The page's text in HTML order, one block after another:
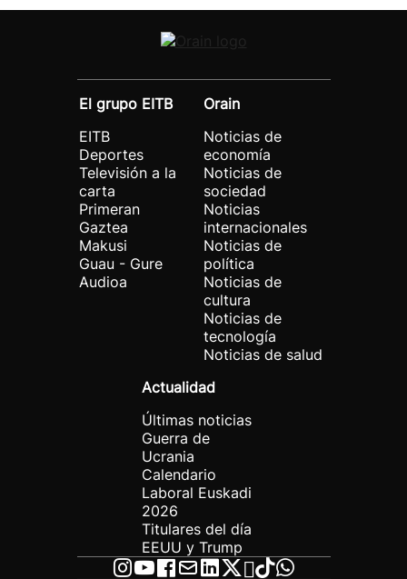
El grupo EITB
EITB
Deportes
Televisión a la
carta
Primeran
Gaztea
Makusi
Guau - Gure
Audioa
Orain
Noticias de
economía
Noticias de
sociedad
Noticias
internacionales
Noticias de
política
Noticias de
cultura
Noticias de
tecnología
Noticias de salud
Actualidad
Últimas noticias
Guerra de
Ucrania
Calendario
Laboral Euskadi
2026
Titulares del día
EEUU y Trump